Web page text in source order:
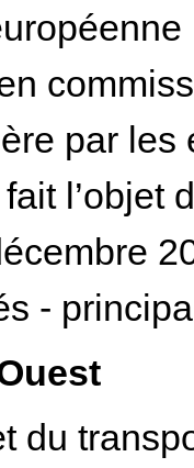
par
l’objet
-
du